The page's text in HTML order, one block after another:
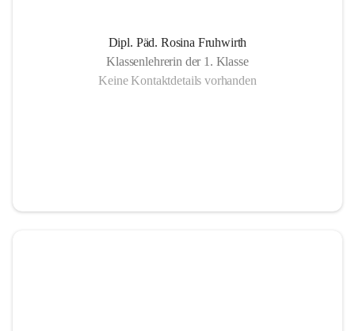
Dipl. Päd. Rosina Fruhwirth
Klassenlehrerin der 1. Klasse
Keine Kontaktdetails vorhanden